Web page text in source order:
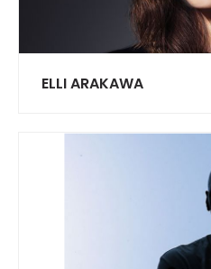
ELLI ARAKAWA